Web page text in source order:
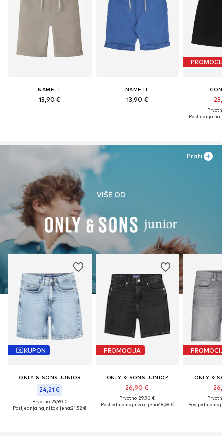
NAME IT
13,90 €
NAME IT
13,90 €
Posljednja
VIŠE OD
KUPON
ONLY & SONS JUNIOR
24,21 €
Prvotno: 29,90 €
Posljednja najniža cijena:21,52 €
PROMOCIJA
ONLY & SONS JUNIOR
26,90 €
Prvotno: 29,90 €
Posljednja najniža cijena:18,68 €
ONLY &
Posljednja
Prati